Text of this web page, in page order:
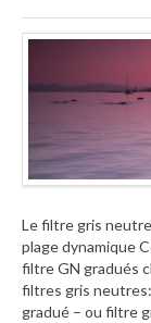
Le filtre gris
plage dynamique
filtre GN gradués
filtres gris
gradué – ou filtre